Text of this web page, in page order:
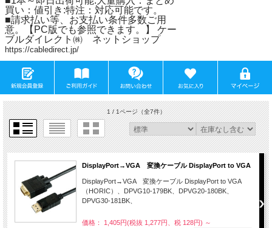
買い：値引き:特注：対応可能です。
■請求払い等、お支払い条件多数ご用
意。【PC版でも参照できます。】 ケー
ブルダイレクト㈱ ネットショップ
https://cabledirect.jp/
1 / 1ページ（全7件）
DisplayPort→VGA 変換ケーブル DisplayPort to VGA
DisplayPort→VGA 変換ケーブル DisplayPort to VGA
（HORIC）、DPVG10-179BK、DPVG20-180BK、
DPVG30-181BK、
価格： 1,405円(税抜 1,277円、税 128円) ～